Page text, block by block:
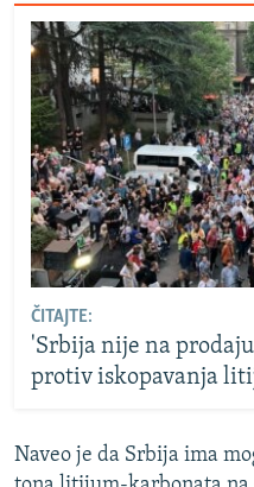
ČITAJTE:
'Srbija nije na
protiv iskopavanja
Naveo je da Srbija ima